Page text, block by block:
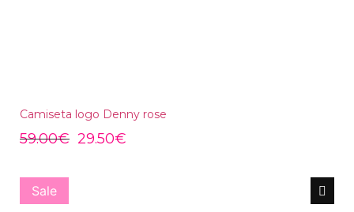
Camiseta logo Denny rose
59.00€ 29.50€
Sale